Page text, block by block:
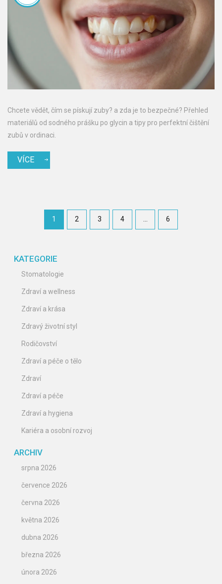
Chcete vědět, čím se pískují zuby? a zda je to bezpečné? Přehled
materiálů od sodného prášku po glycin a tipy pro perfektní čištění
zubů v ordinaci.
VÍCE
1 2 3 4 … 6
KATEGORIE
Stomatologie
Zdraví a wellness
Zdraví a krása
Zdravý životní styl
Rodičovství
Zdraví a péče o tělo
Zdraví
Zdraví a péče
Zdraví a hygiena
Kariéra a osobní rozvoj
ARCHIV
srpna 2026
července 2026
června 2026
května 2026
dubna 2026
března 2026
února 2026